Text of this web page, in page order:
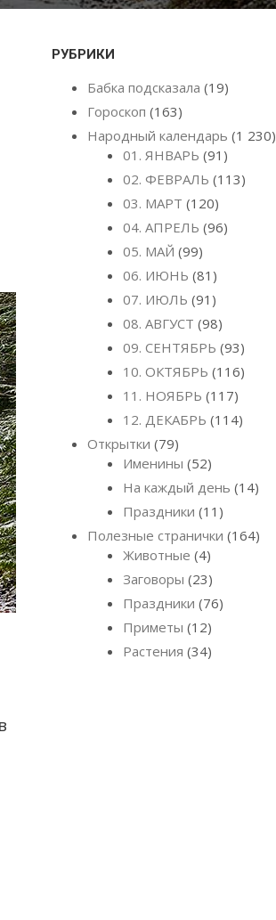
РУБРИКИ
Бабка подсказала (19)
Гороскоп (163)
Народный календарь (1 230)
01. ЯНВАРЬ (91)
02. ФЕВРАЛЬ (113)
03. МАРТ (120)
04. АПРЕЛЬ (96)
05. МАЙ (99)
06. ИЮНЬ (81)
07. ИЮЛЬ (91)
08. АВГУСТ (98)
09. СЕНТЯБРЬ (93)
10. ОКТЯБРЬ (116)
11. НОЯБРЬ (117)
12. ДЕКАБРЬ (114)
Открытки (79)
Именины (52)
На каждый день (14)
Праздники (11)
Полезные странички (164)
Животные (4)
Заговоры (23)
Праздники (76)
Приметы (12)
Растения (34)